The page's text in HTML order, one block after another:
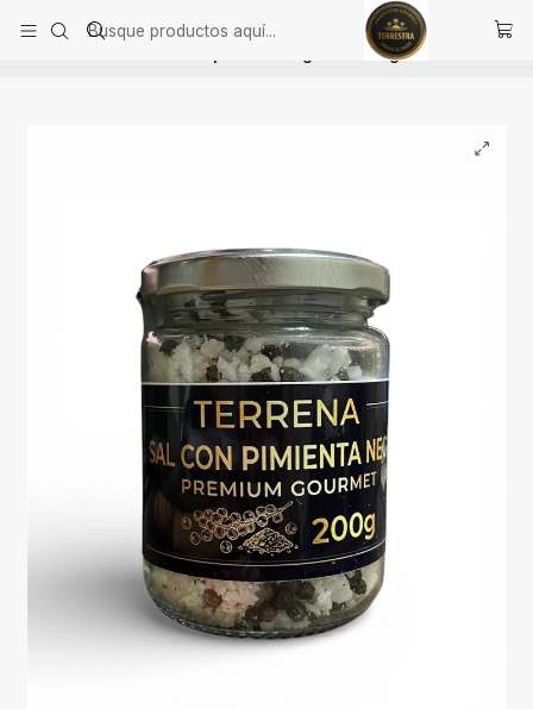
Inicio
Alimentación Saludable
Aderezos, sal con aromas y cremas de ají
Sal de Mar Gourmet con pimienta negra de 200 gramos